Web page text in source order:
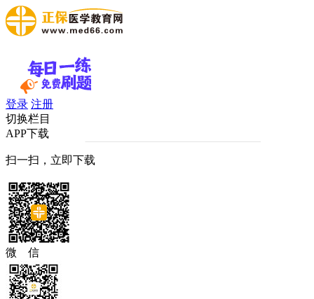
登录 注册
切换栏目
APP下载
扫一扫，立即下载
微 信